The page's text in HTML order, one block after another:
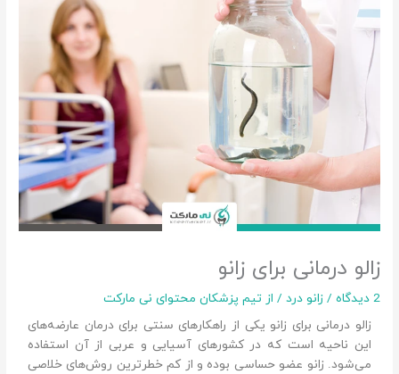
زالو درمانی برای زانو
2 دیدگاه / زانو درد / از تیم پزشکان محتوای نی مارکت
زالو درمانی برای زانو یکی از راهکارهای سنتی برای درمان عارضه‌های
این ناحیه است که در کشور‌های آسیایی و عربی از آن استفاده
می‌شود. زانو عضو حساسی بوده و از کم خطر‌ترین روش‌های خلاصی